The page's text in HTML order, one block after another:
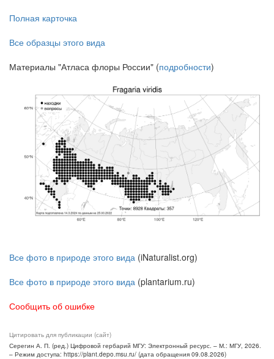
Полная карточка
Все образцы этого вида
Материалы "Атласа флоры России" (подробности)
Все фото в природе этого вида (iNaturalist.org)
Все фото в природе этого вида (plantarium.ru)
Сообщить об ошибке
Цитировать для публикации (сайт)
Серегин А. П. (ред.) Цифровой гербарий МГУ: Электронный ресурс. – М.: МГУ, 2026.
– Режим доступа: https://plant.depo.msu.ru/ (дата обращения 09.08.2026)